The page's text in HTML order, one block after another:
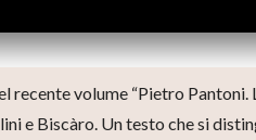
recente volume “Pietro
e Biscàro. Un testo che si